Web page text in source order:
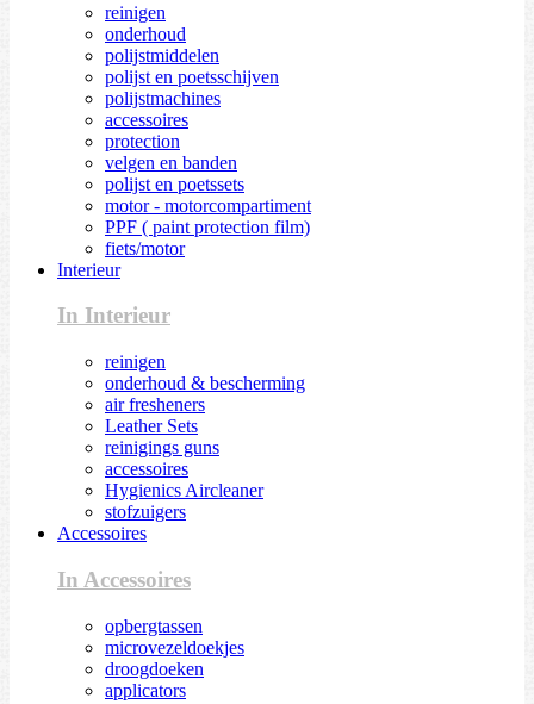
reinigen
onderhoud
polijstmiddelen
polijst en poetsschijven
polijstmachines
accessoires
protection
velgen en banden
polijst en poetssets
motor - motorcompartiment
PPF ( paint protection film)
fiets/motor
Interieur
In Interieur
reinigen
onderhoud & bescherming
air fresheners
Leather Sets
reinigings guns
accessoires
Hygienics Aircleaner
stofzuigers
Accessoires
In Accessoires
opbergtassen
microvezeldoekjes
droogdoeken
applicators